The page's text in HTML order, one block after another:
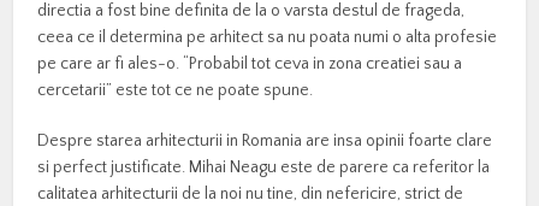
directia a fost bine definita de la o varsta destul de frageda,
ceea ce il determina pe arhitect sa nu poata numi o alta profesie
pe care ar fi ales-o. “Probabil tot ceva in zona creatiei sau a
cercetarii” este tot ce ne poate spune.
Despre starea arhitecturii in Romania are insa opinii foarte clare
si perfect justificate. Mihai Neagu este de parere ca referitor la
calitatea arhitecturii de la noi nu tine, din nefericire, strict de